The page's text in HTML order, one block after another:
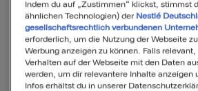
MyMenuIQ hilft Dir,
allen Nährstoffen zu
täglich
Ihr Menü
Indem du auf „Zustimmen“ klickst, stimmst
ähnlichen Technologien) der Nestlé
gesellschaftsrechtlich verbundenen
erforderlich, um die Nutzung der Webseite
Werbung anzeigen zu können. Falls
Verhalten auf der Webseite mit den Daten
werden, um dir relevantere Inhalte anzeigen
Infos erhältst du in unserer